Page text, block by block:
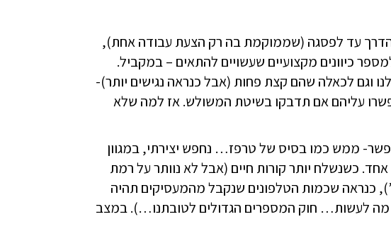
עד לפסגה (שממוקמת בה רק הצעת עבודה אחת),
כיוונים מקצועיים שעשויים להתאים – במקביל.
וגם לכאלה שהם קצת פחות (אבל כנראה נגישים יותר)-
עליהם אם תדבקו בשיטת המשולש. אז למה שלא
ממש כמו בסיס של טרפז… נחפש יצירתי, במגוון
כשנשלח יותר קורות חיים (אבל לא נוותר על רמת
כנראה שכמות הטלפונים שנקבל מהמעסיקים תהיה
מה לעשות… חוק המספרים הגדולים לטובתנו…). במצב